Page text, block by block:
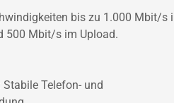
bis zu 1.000 Mbit/s
500 Mbit/s im Upload.
Stabile Telefon- und